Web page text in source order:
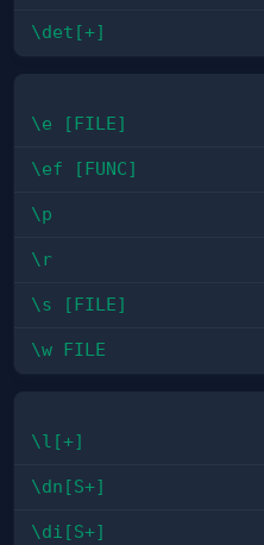
\det[+]
\e [FILE]
\ef [FUNC]
\p
\r
\s [FILE]
\w FILE
\l[+]
\dn[S+]
\di[S+]